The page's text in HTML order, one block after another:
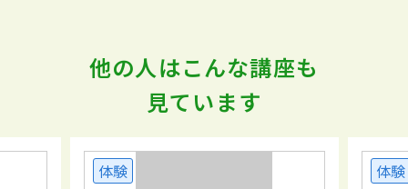
他の人はこんな講座も
見ています
体験 体験